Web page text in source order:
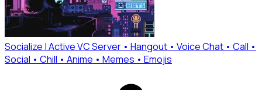
Socialize | Active VC Server • Hangout • Voice Chat • Call •
Social • Chill • Anime • Memes • Emojis